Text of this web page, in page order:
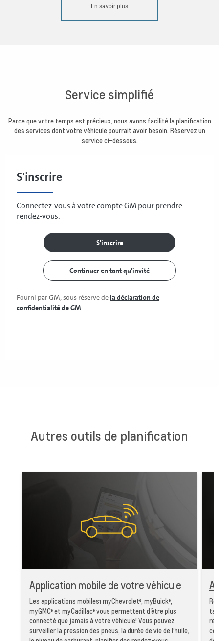
En savoir plus
Service simplifié
Parce que votre temps est précieux, nous avons facilité la planification
des services dont votre véhicule pourrait avoir besoin. Réservez un
service ci-dessous.
Autres outils de planification
Application mobile de votre véhicule
Les applications mobiles1 myChevrolet®, myBuick®,
myGMC® et myCadillac® vous permettent d'être plus
connecté que jamais à votre véhicule! Vous pouvez
surveiller la pression des pneus, la durée de vie de l’huile,